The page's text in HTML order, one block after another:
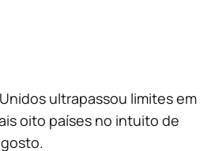
ultrapassou limites em
oito países no intuito de